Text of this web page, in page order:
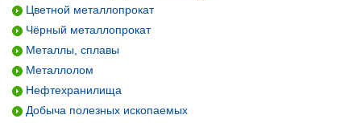
Цветной металлопрокат
Чёрный металлопрокат
Металлы, сплавы
Металлолом
Нефтехранилища
Добыча полезных ископаемых